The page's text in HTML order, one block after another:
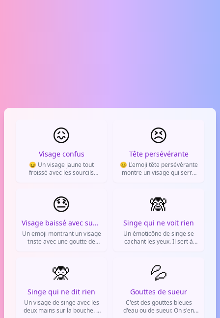
😖
Visage confus
😖 Un visage jaune tout
froissé avec les sourcils
confusion, la frustration ou le
désarroi face à une situation.
😣
Tête persévérante
😣 L'emoji tête persévérante
montre un visage qui serre
frustration ou le fait de
serrer les dents.
😓
Visage baissé avec sueur
Un emoji montrant un visage
triste avec une goutte de
fatigue dans les messages.
🙈
Singe qui ne voit rien
Un émoticône de singe se
cachant les yeux. Il sert à
quelque chose de cringe.
🙊
Singe qui ne dit rien
Un visage de singe avec les
deux mains sur la bouche. Il
💦
Gouttes de sueur
C'est des gouttes bleues
d'eau ou de sueur. On s'en